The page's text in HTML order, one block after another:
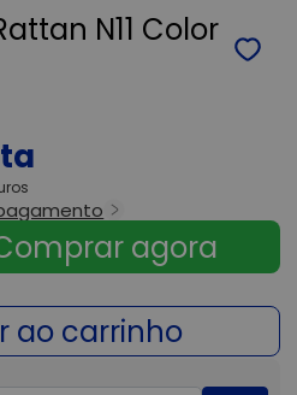
N11 Color